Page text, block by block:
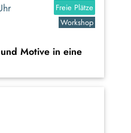
Freie Plätze
Workshop
Motive in eine